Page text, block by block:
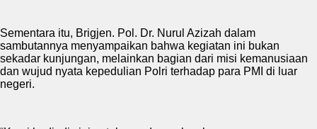
Sementara itu, Brigjen. Pol. Dr. Nurul Azizah dalam
sambutannya menyampaikan bahwa kegiatan ini bukan
sekadar kunjungan, melainkan bagian dari misi kemanusiaan
dan wujud nyata kepedulian Polri terhadap para PMI di luar
negeri.